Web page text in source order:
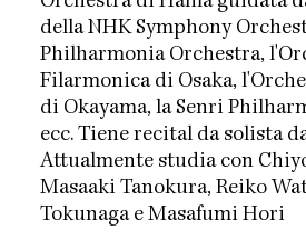
della NHK Symphony
Philharmonia Orchestra,
Filarmonica di Osaka,
di Okayama, la Senri
ecc. Tiene recital da solista
Attualmente studia con
Masaaki Tanokura, Reiko
Tokunaga e Masafumi Hori